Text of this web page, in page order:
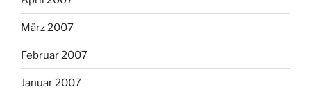
März 2007
Februar 2007
Januar 2007